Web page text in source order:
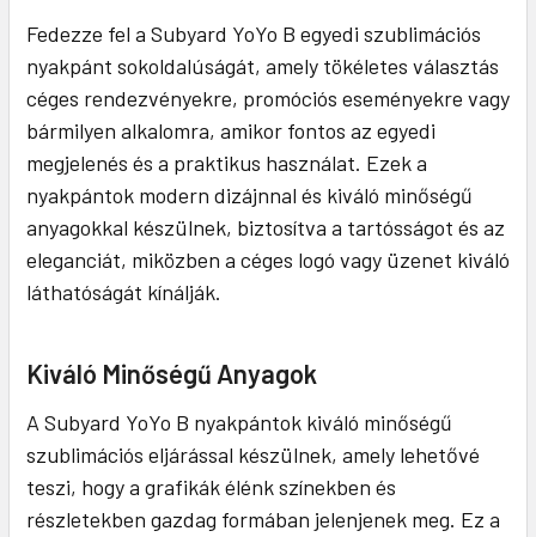
Fedezze fel a Subyard YoYo B egyedi szublimációs
nyakpánt sokoldalúságát, amely tökéletes választás
céges rendezvényekre, promóciós eseményekre vagy
bármilyen alkalomra, amikor fontos az egyedi
megjelenés és a praktikus használat. Ezek a
nyakpántok modern dizájnnal és kiváló minőségű
anyagokkal készülnek, biztosítva a tartósságot és az
eleganciát, miközben a céges logó vagy üzenet kiváló
láthatóságát kínálják.
Kiváló Minőségű Anyagok
A Subyard YoYo B nyakpántok kiváló minőségű
szublimációs eljárással készülnek, amely lehetővé
teszi, hogy a grafikák élénk színekben és
részletekben gazdag formában jelenjenek meg. Ez a